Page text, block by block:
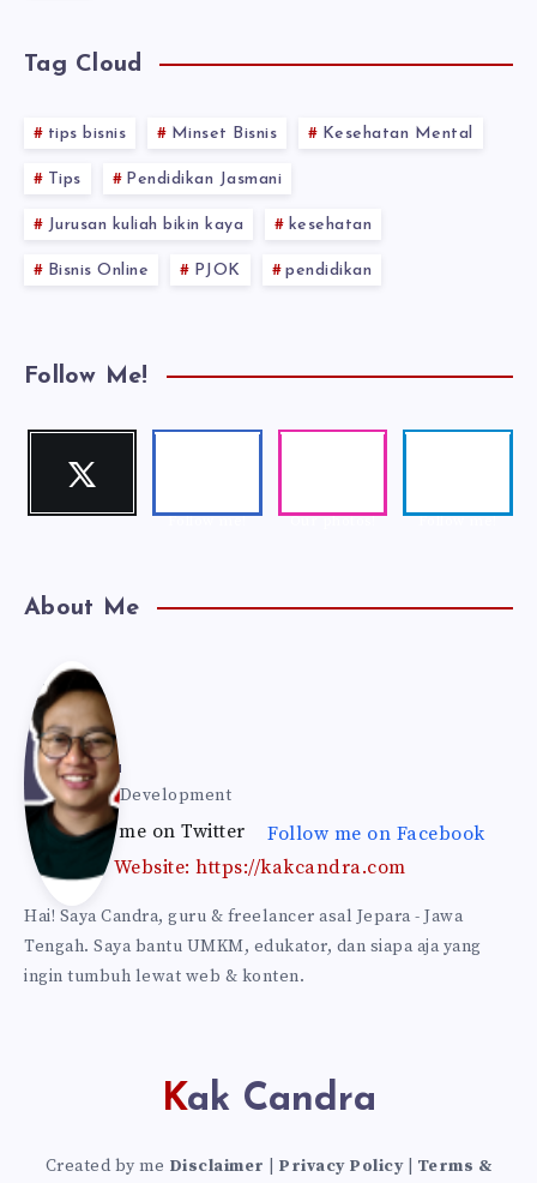
Tag Cloud
tips bisnis Minset Bisnis Kesehatan Mental
Tips Pendidikan Jasmani
Jurusan kuliah bikin kaya kesehatan
Bisnis Online PJOK pendidikan
Follow Me!
Twitter
Follow me!
Follow me! Our photos! Follow me!
About Me
Kak
Can
dra
Kak Candra
Web & Self Development
Follow me on Twitter
Follow me on Facebook
Website: https://kakcandra.com
Hai! Saya Candra, guru & freelancer asal Jepara - Jawa
Tengah. Saya bantu UMKM, edukator, dan siapa aja yang
ingin tumbuh lewat web & konten.
Kak Candra
Created by me Disclaimer Privacy Policy| Terms &